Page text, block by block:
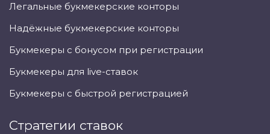
Легальные букмекерские конторы
Надёжные букмекерские конторы
Букмекеры с бонусом при регистрации
Букмекеры для live-ставок
Букмекеры с быстрой регистрацией
Стратегии ставок